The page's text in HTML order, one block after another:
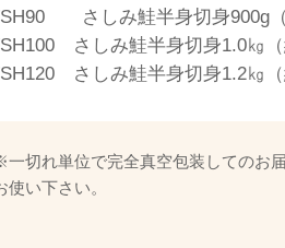
さしみ鮭半身切身900g（
さしみ鮭半身切身1.0㎏（
さしみ鮭半身切身1.2㎏（
一切れ単位で完全真空包装してのお
使い下さい。